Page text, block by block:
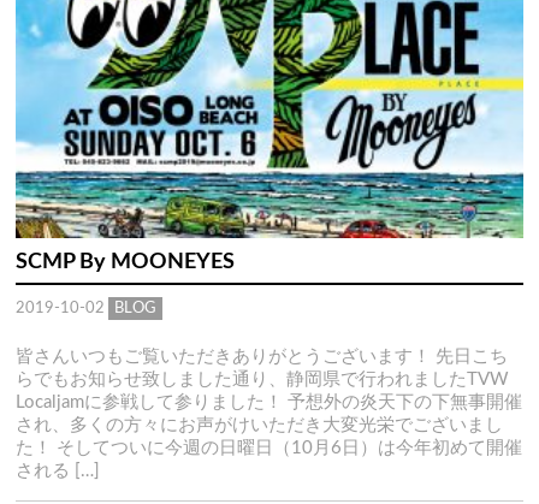
SCMP By MOONEYES
2019-10-02 BLOG
皆さんいつもご覧いただきありがとうございます！ 先日こち
らでもお知らせ致しました通り、静岡県で行われましたTVW
Localjamに参戦して参りました！ 予想外の炎天下の下無事開催
され、多くの方々にお声がけいただき大変光栄でございまし
た！ そしてついに今週の日曜日（10月6日）は今年初めて開催
される […]